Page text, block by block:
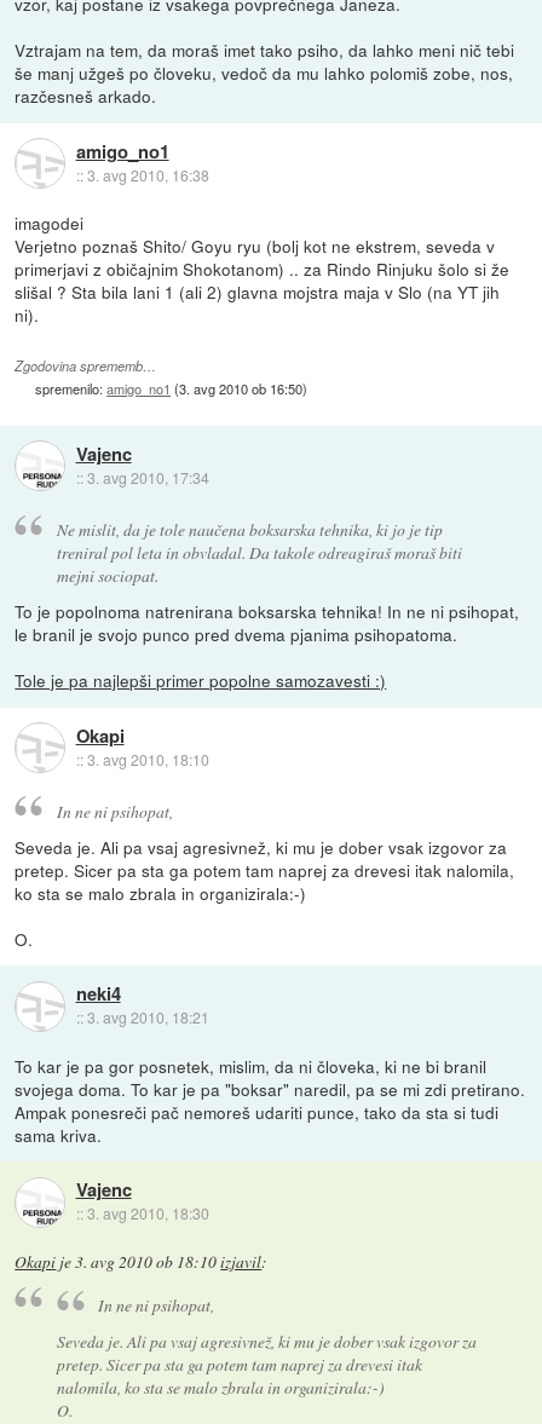
Vztrajam na tem, da moraš imet tako psiho, da lahko meni nič tebi
še manj užgeš po človeku, vedoč da mu lahko polomiš zobe, nos,
razčesneš arkado.
amigo_no1
::3. avg 2010, 16:38
imagodei
Verjetno poznaš Shito/ Goyu ryu (bolj kot ne ekstrem, seveda v
primerjavi z običajnim Shokotanom) .. za Rindo Rinjuku šolo si že
slišal ? Sta bila lani 1 (ali 2) glavna mojstra maja v Slo (na YT jih
ni).
Zgodovina sprememb…
spremenilo:amigo_no1 (3. avg 2010 ob 16:50)
Vajenc
::3. avg 2010, 17:34
Ne mislit, da je tole naučena boksarska tehnika, ki jo je tip
treniral pol leta in obvladal. Da takole odreagiraš moraš biti
mejni sociopat.
To je popolnoma natrenirana boksarska tehnika! In ne ni psihopat,
le branil je svojo punco pred dvema pjanima psihopatoma.
Tole je pa najlepši primer popolne samozavesti :)
Okapi
::3. avg 2010, 18:10
In ne ni psihopat,
Seveda je. Ali pa vsaj agresivnež, ki mu je dober vsak izgovor za
pretep. Sicer pa sta ga potem tam naprej za drevesi itak nalomila,
ko sta se malo zbrala in organizirala:-)
O.
neki4
::3. avg 2010, 18:21
To kar je pa gor posnetek, mislim, da ni človeka, ki ne bi branil
svojega doma. To kar je pa "boksar" naredil, pa se mi zdi pretirano.
Ampak ponesreči pač nemoreš udariti punce, tako da sta si tudi
sama kriva.
Vajenc
::3. avg 2010, 18:30
Okapi je3. avg 2010 ob 18:10izjavil:
In ne ni psihopat,
Seveda je. Ali pa vsaj agresivnež, ki mu je dober vsak izgovor za
pretep. Sicer pa sta ga potem tam naprej za drevesi itak
nalomila, ko sta se malo zbrala in organizirala:-)
O.